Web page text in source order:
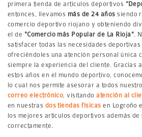
primera tienda de artículos deportivos
entonces, llevamos más de 24 años siendo
comercio deportivo riojano y obteniendo
el de "Comercio más Popular de La Rioja".
satisfacer todas las necesidades
ofreciéndoles una atención personal única
siempre la experiencia del cliente. Gracias
estos años en el mundo deportivo,
lo cual nos permite asesorar a todos
correo electrónico, visitandoatención al
en nuestras dos tiendas físicas en Logroño
los mejores artículos deportivos además de
correctamente.